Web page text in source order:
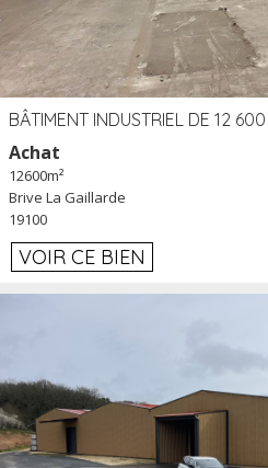
BÂTIMENT INDUSTRIEL DE 12
Achat
12600m²
Brive La Gaillarde
19100
VOIR CE BIEN